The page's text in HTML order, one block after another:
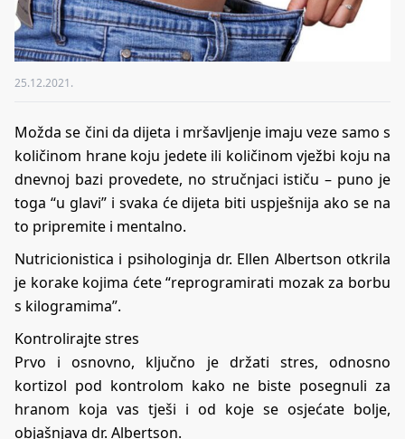
25.12.2021.
Možda se čini da dijeta i mršavljenje imaju veze samo s
količinom hrane koju jedete ili količinom vježbi koju na
dnevnoj bazi provedete, no stručnjaci ističu – puno je
toga “u glavi” i svaka će dijeta biti uspješnija ako se na
to pripremite i mentalno.
Nutricionistica i psihologinja dr. Ellen Albertson otkrila
je korake kojima ćete “reprogramirati mozak za borbu
s kilogramima”.
Kontrolirajte stres
Prvo i osnovno, ključno je držati stres, odnosno
kortizol pod kontrolom kako ne biste posegnuli za
hranom koja vas tješi i od koje se osjećate bolje,
objašnjava dr. Albertson.